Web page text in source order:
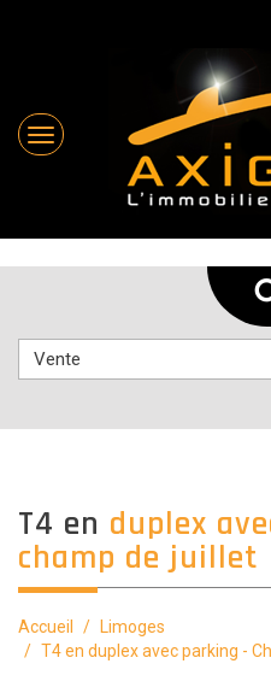
Vente
t4 en duplex
champ de juillet
Accueil
Limoges
T4 en duplex avec parking -